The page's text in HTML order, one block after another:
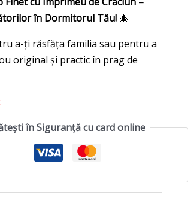
în Dormitorul Tău! 🎄
a-ți răsfăța familia sau pentru a
original și practic în prag de
în Siguranță cu card online